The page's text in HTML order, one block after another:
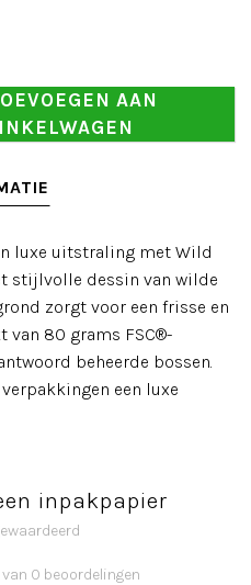
AAN
luxe uitstraling met Wild
stijlvolle dessin van wilde
zorgt voor een frisse en
van 80 grams FSC®-
beheerde bossen.
een luxe
inpakpapier
0 beoordelingen